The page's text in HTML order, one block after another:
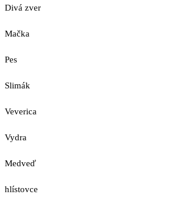
Divá zver
Mačka
Pes
Slimák
Veverica
Vydra
Medveď
hlístovce